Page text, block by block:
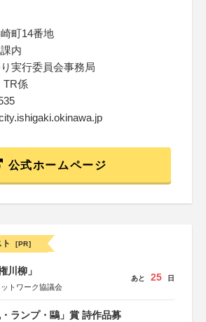
町14番地
内
実行委員会事務局
TR係
公式ホームページ
[PR]
川柳」
トワーク協議会
あと 25 日
ランプ・鷗」賞 詩作品募